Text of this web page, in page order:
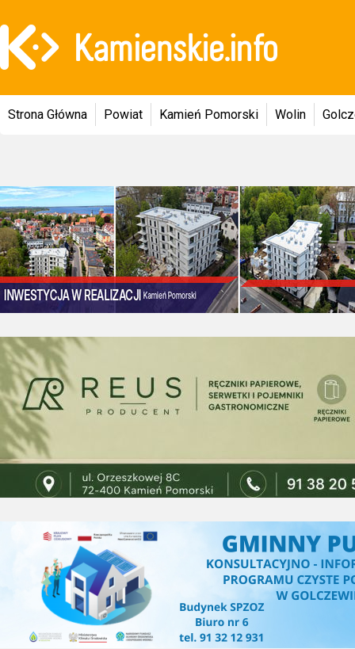
Strona Główna Powiat Kamień Pomorski Wolin